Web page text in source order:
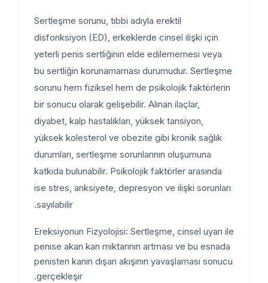
Sertleşme sorunu, tıbbi adıyla erektil
disfonksiyon (ED), erkeklerde cinsel ilişki için
yeterli penis sertliğinin elde edilememesi veya
bu sertliğin korunamaması durumudur. Sertleşme
sorunu hem fiziksel hem de psikolojik faktörlerin
bir sonucu olarak gelişebilir. Alınan ilaçlar,
diyabet, kalp hastalıkları, yüksek tansiyon,
yüksek kolesterol ve obezite gibi kronik sağlık
durumları, sertleşme sorunlarının oluşumuna
katkıda bulunabilir. Psikolojik faktörler arasında
ise stres, anksiyete, depresyon ve ilişki sorunları
sayılabilir.
Ereksiyonun Fizyolojisi: Sertleşme, cinsel uyarı ile
penise akan kan miktarının artması ve bu esnada
penisten kanın dışarı akışının yavaşlaması sonucu
gerçekleşir.